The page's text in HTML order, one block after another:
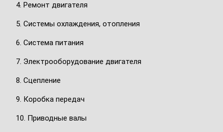
4. Ремонт двигателя
5. Системы охлаждения, отопления
6. Система питания
7. Электрооборудование двигателя
8. Сцепление
9. Коробка передач
10. Приводные валы